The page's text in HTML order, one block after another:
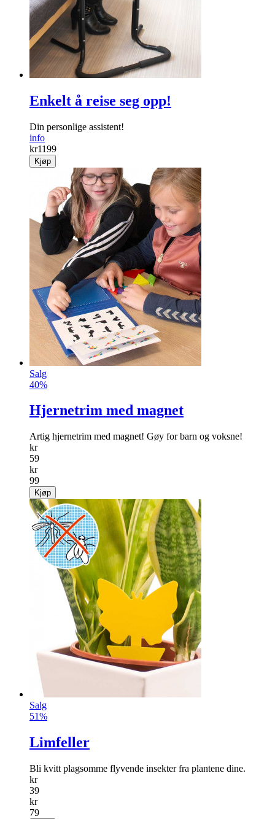
Enkelt å reise seg opp!
Din personlige assistent!
info
kr1199
Kjøp
Salg
40%
Hjernetrim med magnet
Artig hjernetrim med magnet! Gøy for barn og voksne!
kr
59
kr
99
Kjøp
Salg
51%
Limfeller
Bli kvitt plagsomme ­flyvende insekter fra plantene dine.
kr
39
kr
79